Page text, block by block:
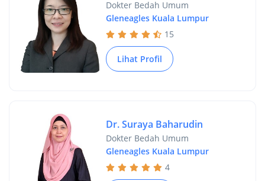
Dokter Bedah Umum
Gleneagles Kuala Lumpur
15
Lihat Profil
Dr. Suraya Baharudin
Dokter Bedah Umum
Gleneagles Kuala Lumpur
4